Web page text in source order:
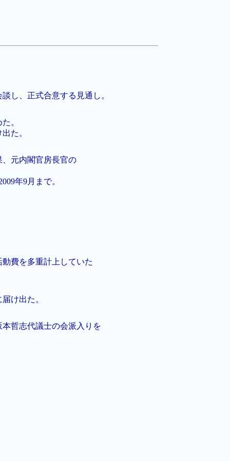
し、正式合意する見通し。
。
た。
元内閣官房長官の
年9月まで。
費を多重計上していた
け出た。
哲志代議士の会派入りを